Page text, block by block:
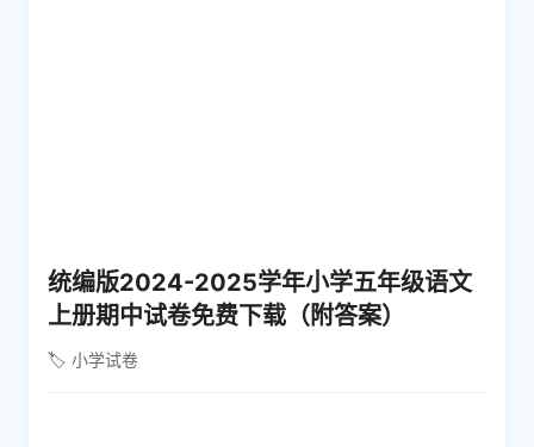
统编版2024-2025学年小学五年级语文
上册期中试卷免费下载（附答案）
🏷️ 小学试卷